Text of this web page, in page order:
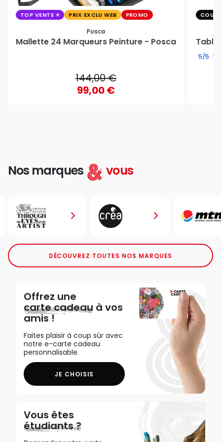
TOP VENTE PRIX EXCLU WEB PROMO
Posca
Mallette 24 Marqueurs Peinture - Posca
144,00 €
99,00 €
COUP
Table
5/5
Nos marques vous
DÉCOUVREZ TOUTES NOS MARQUES
Offrez une
carte cadeau à vos
amis !
Faites plaisir à coup sûr avec
notre e-carte cadeau
personnalisable.
JE CHOISIS
Vous êtes
étudiants ?